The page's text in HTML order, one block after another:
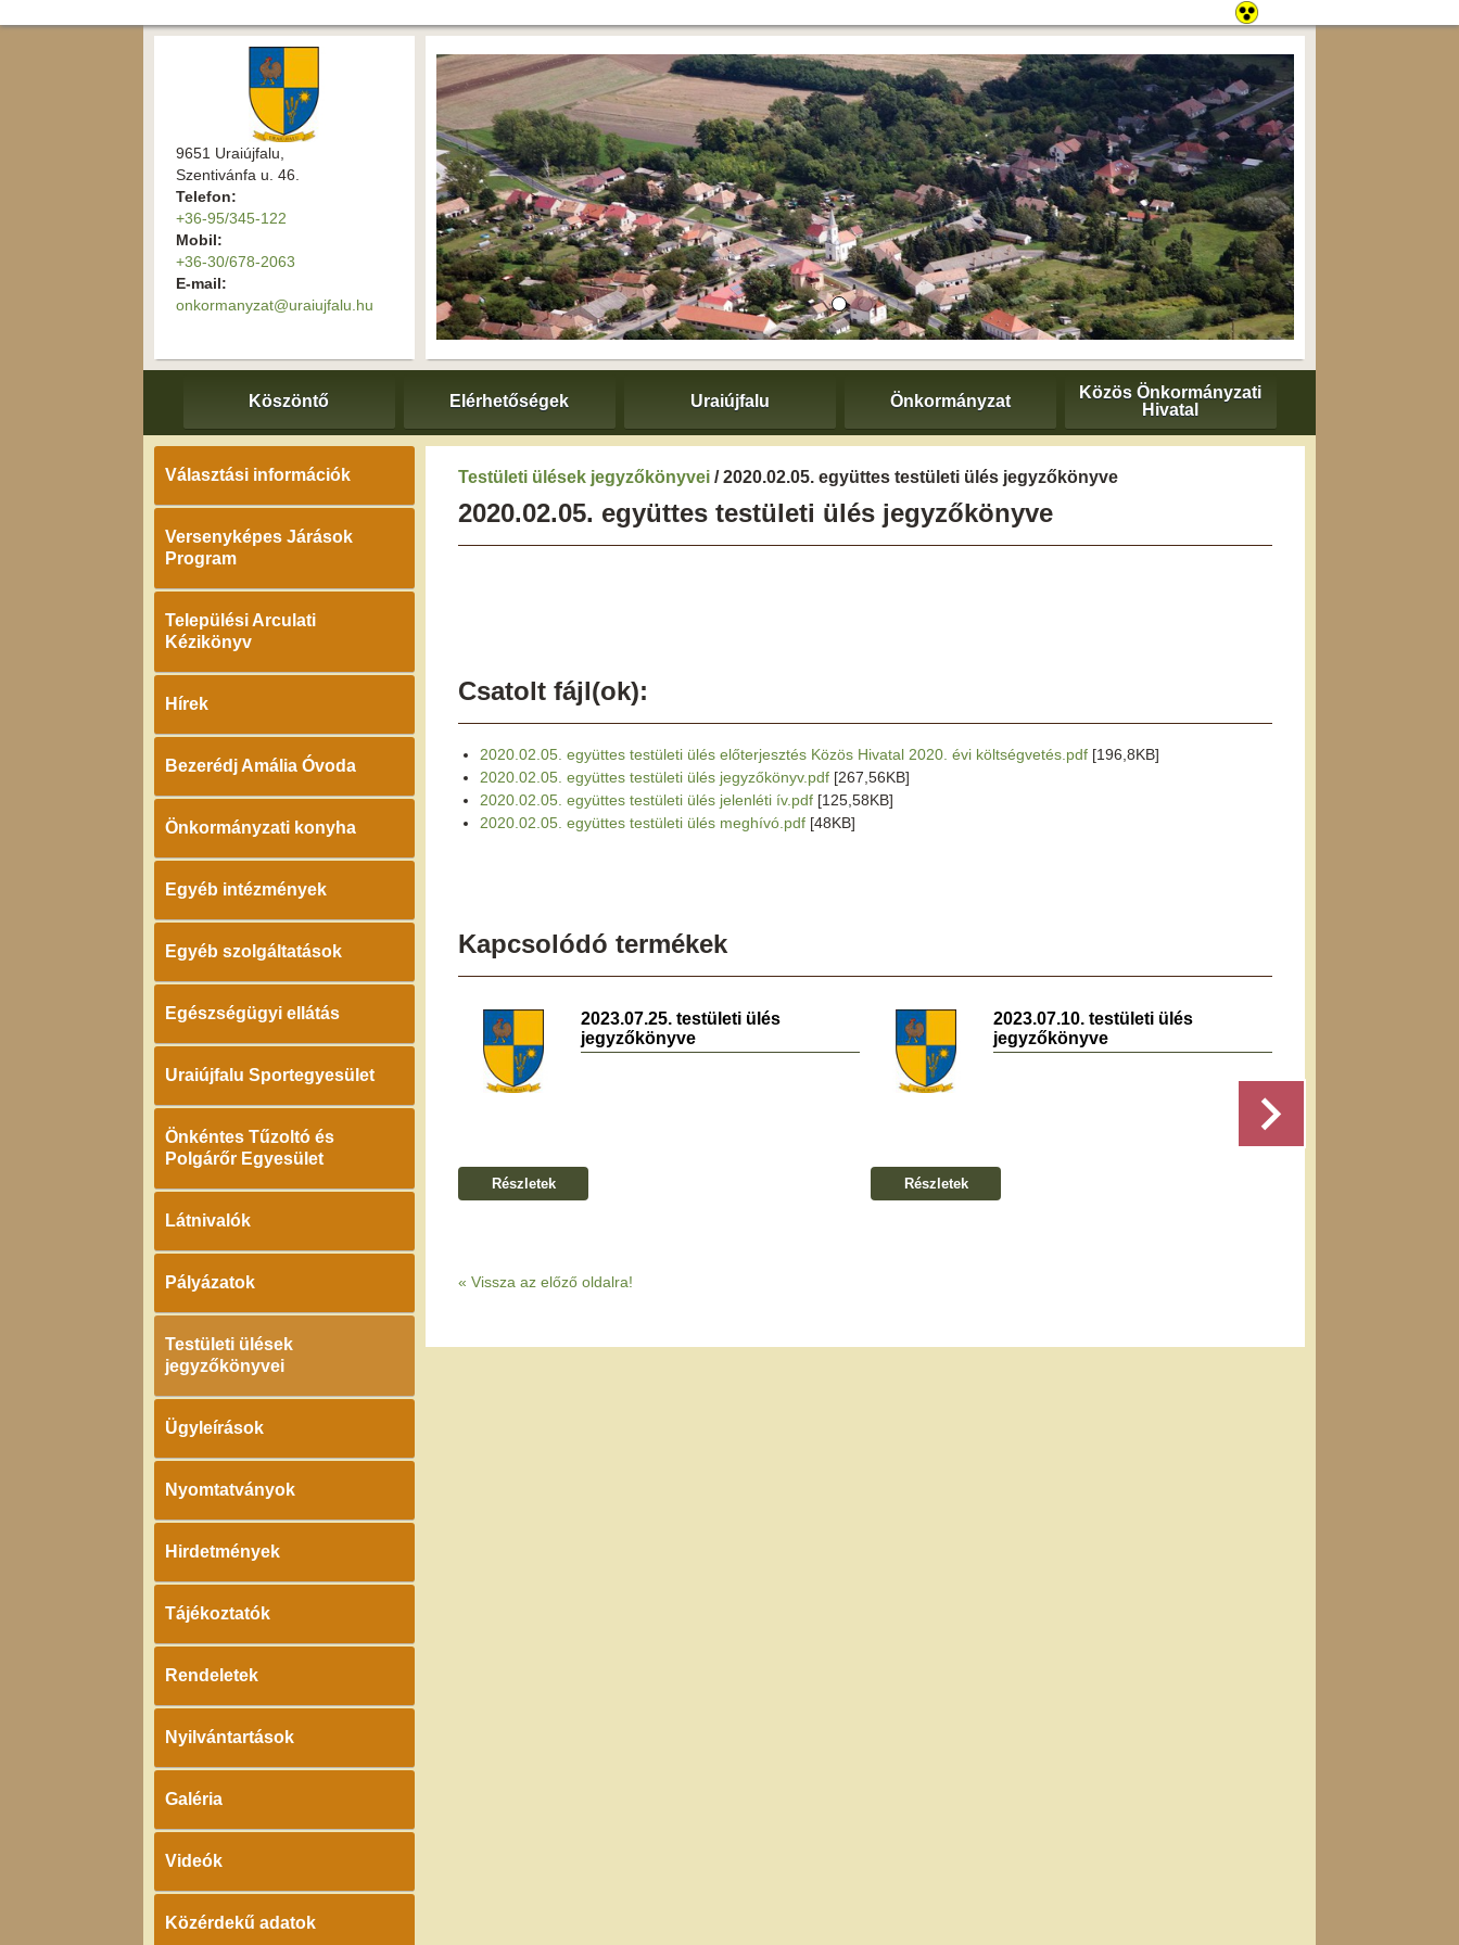
9651 Uraiújfalu,
Szentivánfa u. 46.
Telefon:
+36-95/345-122
Mobil:
+36-30/678-2063
E-mail:
onkormanyzat@uraiujfalu.hu
Köszöntő Elérhetőségek Uraiújfalu Önkormányzat
Közös Önkormányzati
Hivatal
Választási információk
Versenyképes Járások
Program
Települési Arculati
Kézikönyv
Hírek
Bezerédj Amália Óvoda
Önkormányzati konyha
Egyéb intézmények
Egyéb szolgáltatások
Egészségügyi ellátás
Uraiújfalu Sportegyesület
Önkéntes Tűzoltó és
Polgárőr Egyesület
Látnivalók
Pályázatok
Testületi ülések
jegyzőkönyvei
Ügyleírások
Nyomtatványok
Hirdetmények
Tájékoztatók
Rendeletek
Nyilvántartások
Galéria
Videók
Közérdekű adatok
Testületi ülések jegyzőkönyvei / 2020.02.05. együttes testületi ülés jegyzőkönyve
2020.02.05. együttes testületi ülés jegyzőkönyve
Csatolt fájl(ok):
2020.02.05. együttes testületi ülés előterjesztés Közös Hivatal 2020. évi költségvetés.pdf [196,8KB]
2020.02.05. együttes testületi ülés jegyzőkönyv.pdf [267,56KB]
2020.02.05. együttes testületi ülés jelenléti ív.pdf [125,58KB]
2020.02.05. együttes testületi ülés meghívó.pdf [48KB]
Kapcsolódó termékek
2023.07.25. testületi ülés
jegyzőkönyve
Részletek
2023.07.10. testületi ülés
jegyzőkönyve
Részletek
« Vissza az előző oldalra!